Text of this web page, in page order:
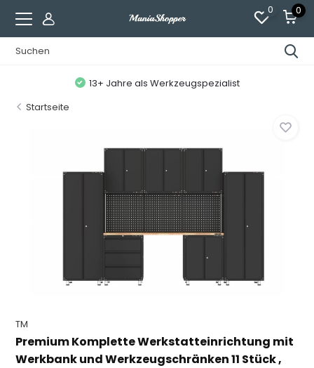
0 0
13+ Jahre als Werkzeugspezialist
Startseite
TM
Premium Komplette Werkstatteinrichtung mit
Werkbank und Werkzeugschränken 11 Stück ,